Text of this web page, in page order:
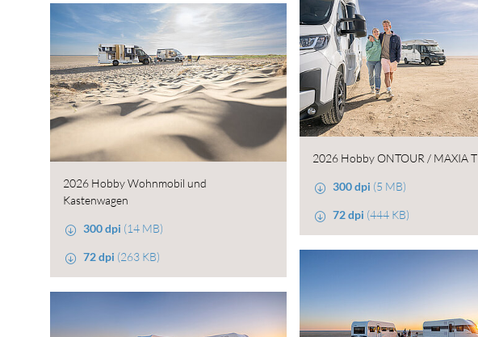
2026 Hobby ONTOUR / MAXIA T
300 dpi (5 MB)
72 dpi (444 KB)
2026 Hobby Wohnmobil und
Kastenwagen
300 dpi (14 MB)
72 dpi (263 KB)